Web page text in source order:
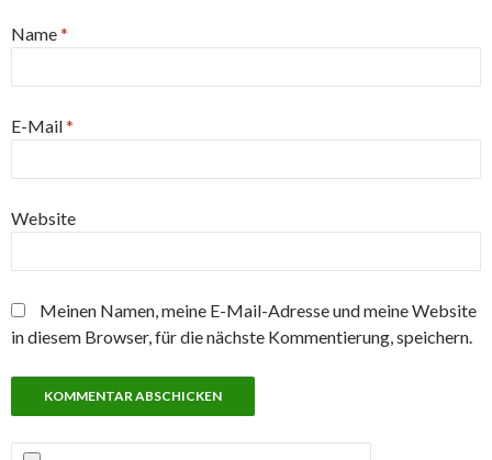
Name*
E-Mail*
Website
Meinen Namen, meine E-Mail-Adresse und meine Website
in diesem Browser, für die nächste Kommentierung, speichern.